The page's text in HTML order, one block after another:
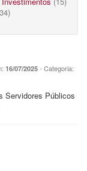
16/07/2025 - Categoria:
Servidores Públicos